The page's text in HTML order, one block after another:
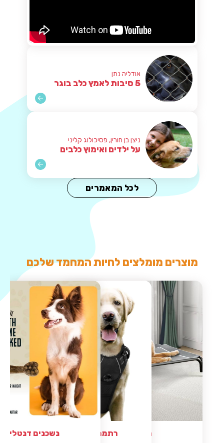
אודליה נתן
5 סיבות לאמץ כלב בוגר
ניצן בן חורין, פסיכולוג קליני
על ילדים ואימוץ כלבים
לכל המאמרים
מוצרים מומלצים לחיות המחמד שלכם
מיטה לכלברתמה מומלצת לכלבנשכנים דנטליים